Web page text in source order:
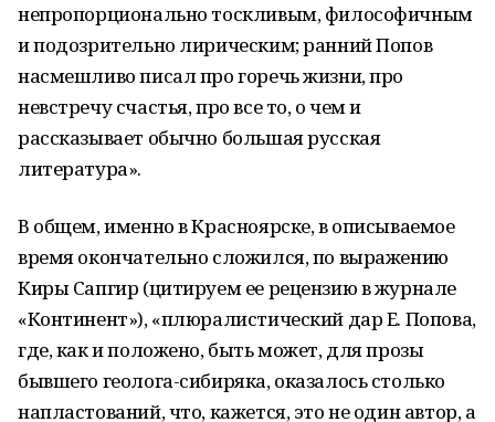
непропорционально тоскливым, философичным
и подозрительно лирическим; ранний Попов
насмешливо писал про горечь жизни, про
невстречу счастья, про все то, о чем и
рассказывает обычно большая русская
литература».
В общем, именно в Красноярске, в описываемое
время окончательно сложился, по выражению
Киры Сапгир (цитируем ее рецензию в журнале
«Континент»), «плюралистический дар Е. Попова,
где, как и положено, быть может, для прозы
бывшего геолога-сибиряка, оказалось столько
напластований, что, кажется, это не один автор, а